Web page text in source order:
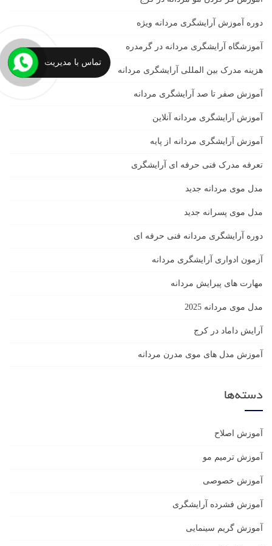
دوره آموزش آرایشگری مردانه ویژه
آموزشگاه آرایشگری مردانه در گرمدره
هزینه مدرک بین المللی آرایشگری مردانه
آموزش صفر تا صد آرایشگری مردانه
آموزش آرایشگری مردانه آنلاین
آموزش آرایشگری مردانه از پایه
تعرفه مدرک فنی حرفه ای آرایشگری
مدل موی مردانه جدید
مدل موی پسرانه جدید
دوره آرایشگری مردانه فنی حرفه ای
آزمون ادواری آرایشگری مردانه
مهارت های پیرایش مردانه
مدل موی مردانه 2025
آرایش داماد در کرج
آموزش مدل های موی مدرن مردانه
دسته‌ها
آموزش اصلاح
آموزش ترمیم مو
آموزش خصوصی
آموزش فشرده آرایشگری
آموزش گریم سینمایی
تماس با مدیریت